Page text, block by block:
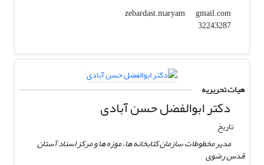
zebardast.maryam
gmail.com
32243287
هیات تحریریه
دکتر ابوالفضل حسن آبادی
تاریخ
مدیر مخطوطات سازمان کتابخانه ها، موزه ها و مرکز اسناد آستان
قدس رضوی